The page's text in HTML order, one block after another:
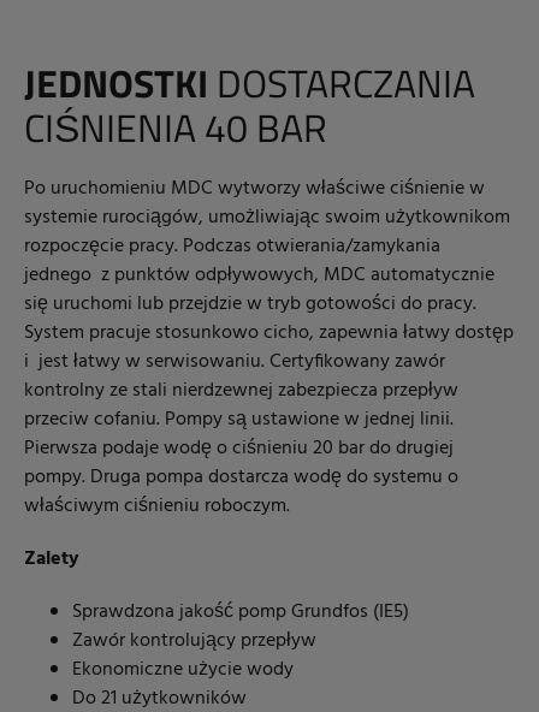
JEDNOSTKI DOSTARCZANIA
CIŚNIENIA 40 BAR
Po uruchomieniu MDC wytworzy właściwe ciśnienie w
systemie rurociągów, umożliwiając swoim użytkownikom
rozpoczęcie pracy. Podczas otwierania/zamykania
jednego z punktów odpływowych, MDC automatycznie
się uruchomi lub przejdzie w tryb gotowości do pracy.
System pracuje stosunkowo cicho, zapewnia łatwy dostęp
i jest łatwy w serwisowaniu. Certyfikowany zawór
kontrolny ze stali nierdzewnej zabezpiecza przepływ
przeciw cofaniu. Pompy są ustawione w jednej linii.
Pierwsza podaje wodę o ciśnieniu 20 bar do drugiej
pompy. Druga pompa dostarcza wodę do systemu o
właściwym ciśnieniu roboczym.
Zalety
Sprawdzona jakość pomp Grundfos (IE5)
Zawór kontrolujący przepływ
Ekonomiczne użycie wody
Do 21 użytkowników